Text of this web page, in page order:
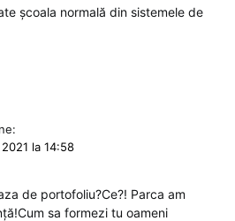
școala normală din sistemele de
la 14:58
de portofoliu?Ce?! Parca am
sa formezi tu oameni